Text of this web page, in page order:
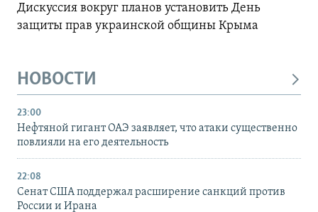
Дискуссия вокруг планов установить День
защиты прав украинской общины Крыма
НОВОСТИ
23:00
Нефтяной гигант ОАЭ заявляет, что атаки существенно
повлияли на его деятельность
22:08
Сенат США поддержал расширение санкций против
России и Ирана